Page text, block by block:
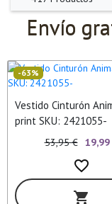
Envío
Vestido Cinturón
print SKU: 2421055-
-63%
53,95 € 19,99
favorite_border
shopping_cart